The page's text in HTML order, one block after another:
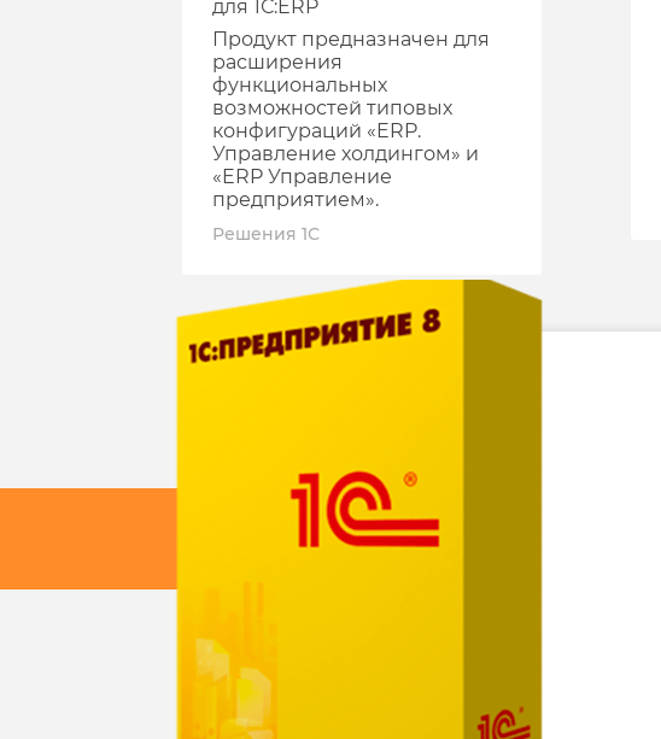
Продукт предназначен для
расширения
функциональных
возможностей типовых
конфигураций «ERP.
Управление холдингом» и
«ERP Управление
предприятием».
Решения 1С